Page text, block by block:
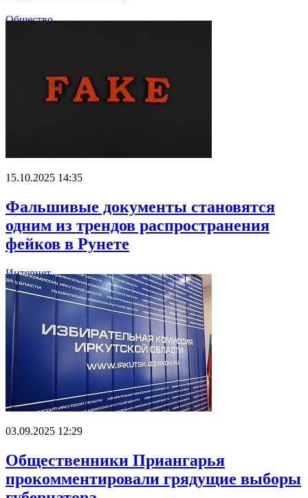
Общество
15.10.2025 14:35
Фальшивые документы становятся
одним из трендов распространения
фейков в Рунете
Интернет
03.09.2025 12:29
Общественники Приангарья
прокомментировали грядущие выборы